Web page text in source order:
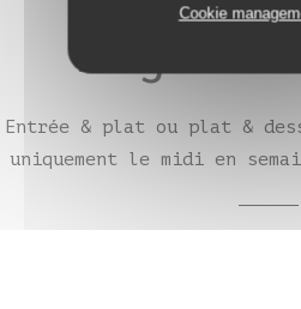
Cookie
Entrée & plat ou plat &
uniquement le midi en